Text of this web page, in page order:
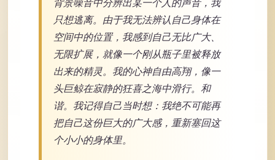
背景噪音中分辨出某一个人的声音，我
只想逃离。由于我无法辨认自己身体在
空间中的位置，我感到自己无比广大、
无限扩展，就像一个刚从瓶子里被释放
出来的精灵。我的心神自由高翔，像一
头巨鲸在寂静的狂喜之海中滑行。和
谐。我记得自己当时想：我绝不可能再
把自己这份巨大的广大感，重新塞回这
个小小的身体里。